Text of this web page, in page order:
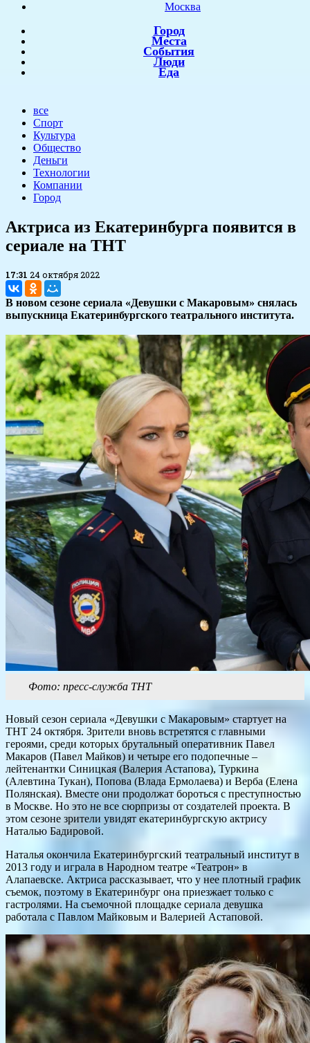
Москва
Город
Места
События
Люди
Еда
все
Спорт
Культура
Общество
Деньги
Технологии
Компании
Город
​Актриса из Екатеринбурга появится в
сериале на ТНТ
17:31 24 октября 2022
В новом сезоне сериала «Девушки с Макаровым» снялась
выпускница Екатеринбургского театрального института.
Фото: пресс-служба ТНТ
Новый сезон сериала «Девушки с Макаровым» стартует на
ТНТ 24 октября. Зрители вновь встретятся с главными
героями, среди которых брутальный оперативник Павел
Макаров (Павел Майков) и четыре его подопечные –
лейтенантки Синицкая (Валерия Астапова), Туркина
(Алевтина Тукан), Попова (Влада Ермолаева) и Верба (Елена
Полянская). Вместе они продолжат бороться с преступностью
в Москве. Но это не все сюрпризы от создателей проекта. В
этом сезоне зрители увидят екатеринбургскую актрису
Наталью Бадировой.
Наталья окончила Екатеринбургский театральный институт в
2013 году и играла в Народном театре «Театрон» в
Алапаевске. Актриса рассказывает, что у нее плотный график
съемок, поэтому в Екатеринбург она приезжает только с
гастролями. На съемочной площадке сериала девушка
работала с Павлом Майковым и Валерией Астаповой.